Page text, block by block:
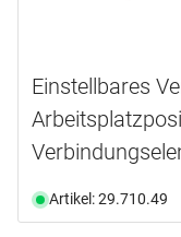
Einstellbares
Artikel: 29.710.49